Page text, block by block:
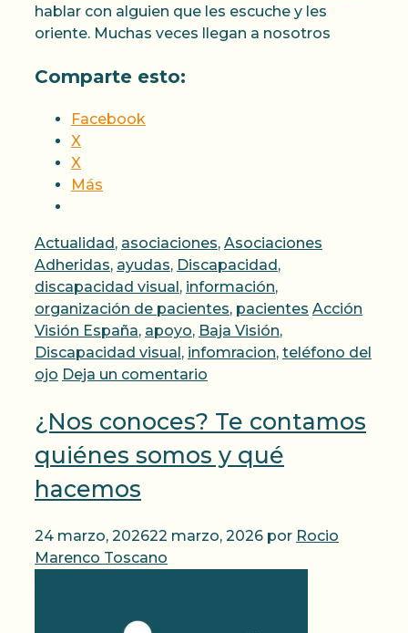
hablar con alguien que les escuche y les
oriente. Muchas veces llegan a nosotros
Comparte esto:
Facebook
X
X
Más
Categorías
Actualidad , asociaciones, Asociaciones
Adheridas, ayudas, Discapacidad ,
discapacidad visual , información,
organización de pacientes, pacientes Etiquetas
Acción
Visión España, apoyo, Baja Visión,
Discapacidad visual , infomracion, teléfono del
ojo Deja un comentario
¿Nos conoces? Te contamos
quiénes somos y qué
hacemos
24 marzo, 202622 marzo, 2026 por Rocio
Marenco Toscano